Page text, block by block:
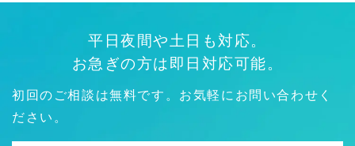
平日夜間や土日も対応。
お急ぎの方は即日対応可能。
初回のご相談は無料です。お気軽にお問い合わせく
ださい。